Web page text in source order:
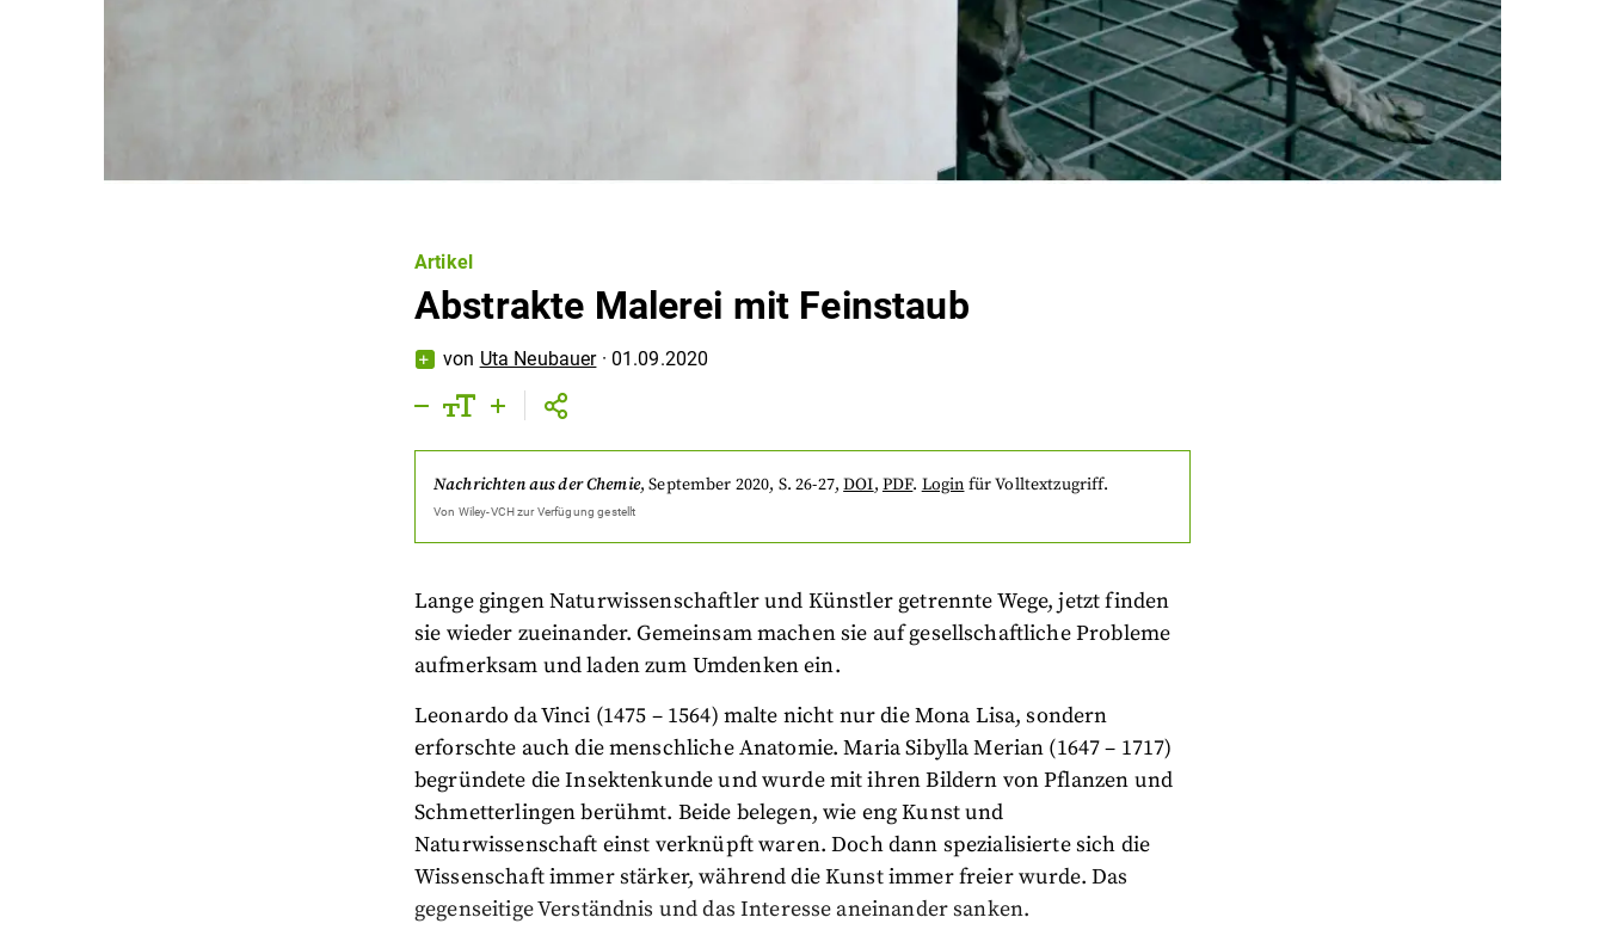
Artikel
Abstrakte Malerei mit Feinstaub
von Uta Neubauer· 01.09.2020
Nachrichten aus der Chemie,September 2020, S. 26-27,DOI, PDF. Login für Volltextzugriff.
Von Wiley-VCHzur Verfügung gestellt
Lange gingen Naturwissenschaftler und Künstler getrennte Wege, jetzt finden
sie wieder zueinander. Gemeinsam machen sie auf gesellschaftliche Probleme
aufmerksam und laden zum Umdenken ein.
Leonardo da Vinci (1475 – 1564) malte nicht nur die Mona Lisa, sondern
erforschte auch die menschliche Anatomie. Maria Sibylla Merian (1647 – 1717)
begründete die Insektenkunde und wurde mit ihren Bildern von Pflanzen und
Schmetterlingen berühmt. Beide belegen, wie eng Kunst und
Naturwissenschaft einst verknüpft waren. Doch dann spezialisierte sich die
Wissenschaft immer stärker, während die Kunst immer freier wurde. Das
gegenseitige Verständnis und das Interesse aneinander sanken.